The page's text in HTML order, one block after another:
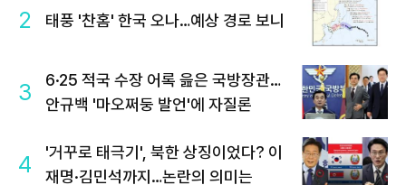
2 태풍 '찬홈' 한국 오나…예상 경로 보니
3
6·25 적국 수장 어록 읊은 국방장관…
안규백 '마오쩌둥 발언'에 자질론
4
'거꾸로 태극기', 북한 상징이었다? 이
재명·김민석까지…논란의 의미는